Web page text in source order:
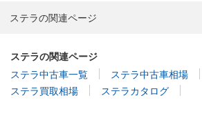
ステラ中古車一覧
ステラ買取相場
ステラカタログ